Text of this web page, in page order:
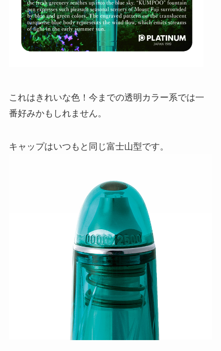
これはきれいな色！今までの透明カラー系では一
番好みかもしれません。
キャップはいつもと同じ富士山型です。